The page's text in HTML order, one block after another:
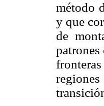
método
y que
de